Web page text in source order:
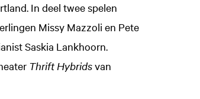
In deel twee spelen
Missy Mazzoli en Pete
Saskia Lankhoorn.
Thrift Hybridsvan